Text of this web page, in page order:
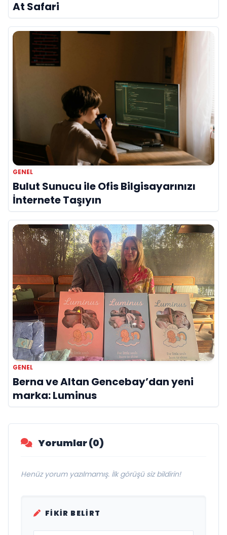
At Safari
GENEL
Bulut Sunucu ile Ofis Bilgisayarınızı
İnternete Taşıyın
GENEL
Berna ve Altan Gencebay’dan yeni
marka: Luminus
Yorumlar (0)
Henüz yorum yazılmamış. İlk görüşü siz bildirin!
FIKIR BELIRT